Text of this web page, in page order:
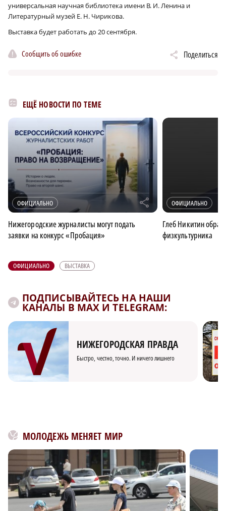
универсальная научная библиотека имени В. И. Ленина и
Литературный музей Е. Н. Чирикова.
Выставка будет работать до 20 сентября.
Сообщить об ошибке Поделиться
ЕЩЁ НОВОСТИ ПО ТЕМЕ
ОФИЦИАЛЬНО r
Нижегородские журналисты могут подать
заявки на конкурс «Пробация»
ОФИЦИАЛЬНО
Глеб Никитин
физкультурника
ОФИЦИАЛЬНО ВЫСТАВКА
ПОДПИСЫВАЙТЕСЬ НА НАШИ
КАНАЛЫ В MAX И TELEGRAM:
НИЖЕГОРОДСКАЯ ПРАВДА
Быстро, честно, точно. И ничего лишнего
МОЛОДЕЖЬ МЕНЯЕТ МИР